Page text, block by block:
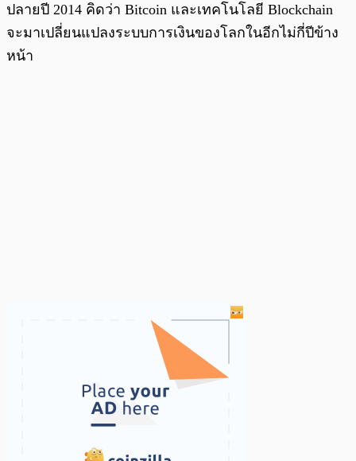
ปลายปี 2014 คิดว่า Bitcoin และเทคโนโลยี Blockchain
จะมาเปลี่ยนแปลงระบบการเงินของโลกในอีกไม่กี่ปีข้าง
หน้า